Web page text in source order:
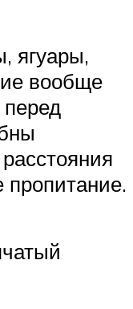
ягуары,
вообще
пропитание.